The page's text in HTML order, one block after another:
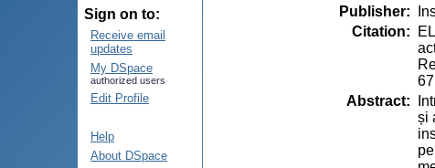
Sign on to:
Receive email
updates
My DSpace
authorized users
Edit Profile
Help
About DSpace
Publisher:
Citation:
Abstract:
și